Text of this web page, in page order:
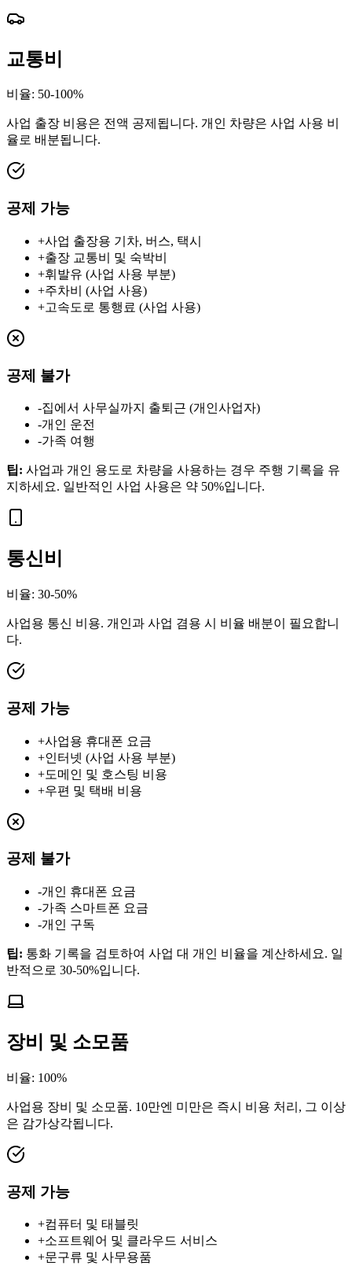
교통비
비율: 50-100%
사업 출장 비용은 전액 공제됩니다. 개인 차량은 사업 사용 비
율로 배분됩니다.
공제 가능
+사업 출장용 기차, 버스, 택시
+출장 교통비 및 숙박비
+휘발유 (사업 사용 부분)
+주차비 (사업 사용)
+고속도로 통행료 (사업 사용)
공제 불가
-집에서 사무실까지 출퇴근 (개인사업자)
-개인 운전
-가족 여행
팁: 사업과 개인 용도로 차량을 사용하는 경우 주행 기록을 유
지하세요. 일반적인 사업 사용은 약 50%입니다.
통신비
비율: 30-50%
사업용 통신 비용. 개인과 사업 겸용 시 비율 배분이 필요합니
다.
공제 가능
+사업용 휴대폰 요금
+인터넷 (사업 사용 부분)
+도메인 및 호스팅 비용
+우편 및 택배 비용
공제 불가
-개인 휴대폰 요금
-가족 스마트폰 요금
-개인 구독
팁: 통화 기록을 검토하여 사업 대 개인 비율을 계산하세요. 일
반적으로 30-50%입니다.
장비 및 소모품
비율: 100%
사업용 장비 및 소모품. 10만엔 미만은 즉시 비용 처리, 그 이상
은 감가상각됩니다.
공제 가능
+컴퓨터 및 태블릿
+소프트웨어 및 클라우드 서비스
+문구류 및 사무용품